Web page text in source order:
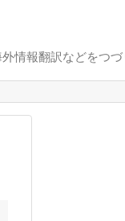
情報翻訳などをつづ